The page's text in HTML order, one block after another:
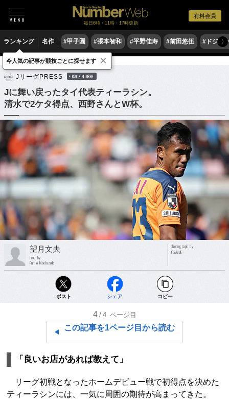
有料会員
毎日6時・11時・17時更新
ランキング 名作 #甲子園 #張本智和 #平野佳寿 #前田悠伍 #ドジャ
〉
サッカー Jリーグ
JリーグPRESS BACK NUMBER
Jに舞い戻ったタイ代表ティーラシン。
清水で2ケタ得点、西野さんとW杯。
望月文夫
text by
Fumio Mochizuki
photograph by
J.LEAGUE
ポスト シェア コピー
4 /4 ページ目
この記事を1ページ目から読む
「良いお店があれば教えて」
リーグ初戦となったホームデビュー戦で初得点を決めた
ティーラシンには、一気に周囲の期待が高まってきた。
今人気の記事が競技ごとに探せます ×